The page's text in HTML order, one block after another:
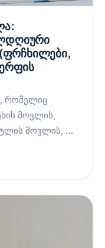
(ფრჩხილები,
რომელიც
მოვლის,
მოვლის, …